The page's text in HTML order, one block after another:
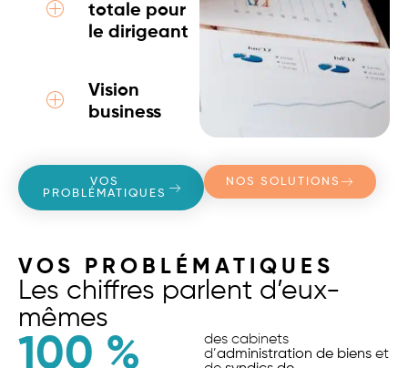
totale pour
le dirigeant
Vision
business
VOS
PROBLÉMATIQUES
NOS SOLUTIONS
VOS PROBLÉMATIQUES
Les chiffres parlent d’eux-
mêmes
100 %
des cabinets
d’administration de biens et